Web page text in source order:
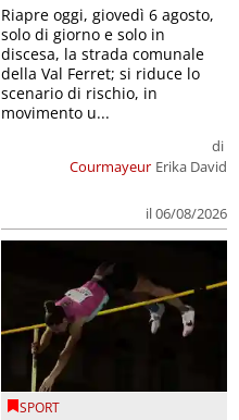
Courmayeur
di
Erika David
il 06/08/2026
Riapre oggi, giovedì 6 agosto,
solo di giorno e solo in
discesa, la strada comunale
della Val Ferret; si riduce lo
scenario di rischio, in
movimento u...
SPORT